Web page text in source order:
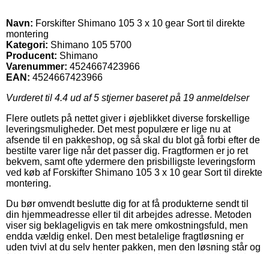
Navn: Forskifter Shimano 105 3 x 10 gear Sort til direkte
montering
Kategori: Shimano 105 5700
Producent: Shimano
Varenummer: 4524667423966
EAN: 4524667423966
Vurderet til 4.4 ud af 5 stjerner baseret på 19 anmeldelser
Flere outlets på nettet giver i øjeblikket diverse forskellige
leveringsmuligheder. Det mest populære er lige nu at
afsende til en pakkeshop, og så skal du blot gå forbi efter de
bestilte varer lige når det passer dig. Fragtformen er jo ret
bekvem, samt ofte ydermere den prisbilligste leveringsform
ved køb af Forskifter Shimano 105 3 x 10 gear Sort til direkte
montering.
Du bør omvendt beslutte dig for at få produkterne sendt til
din hjemmeadresse eller til dit arbejdes adresse. Metoden
viser sig beklageligvis en tak mere omkostningsfuld, men
endda vældig enkel. Den mest betalelige fragtløsning er
uden tvivl at du selv henter pakken, men den løsning står og